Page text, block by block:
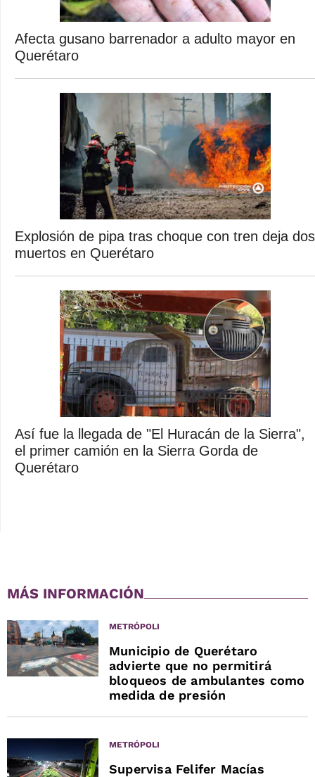
Afecta gusano barrenador a adulto mayor en
Querétaro
Explosión de pipa tras choque con tren deja dos
muertos en Querétaro
Así fue la llegada de "El Huracán de la Sierra",
el primer camión en la Sierra Gorda de
Querétaro
MÁS INFORMACIÓN
METRÓPOLI
Municipio de Querétaro
advierte que no permitirá
bloqueos de ambulantes como
medida de presión
METRÓPOLI
Supervisa Felifer Macías